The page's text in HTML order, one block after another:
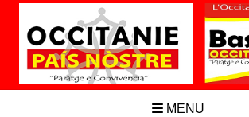
Aller
contenu
MENU